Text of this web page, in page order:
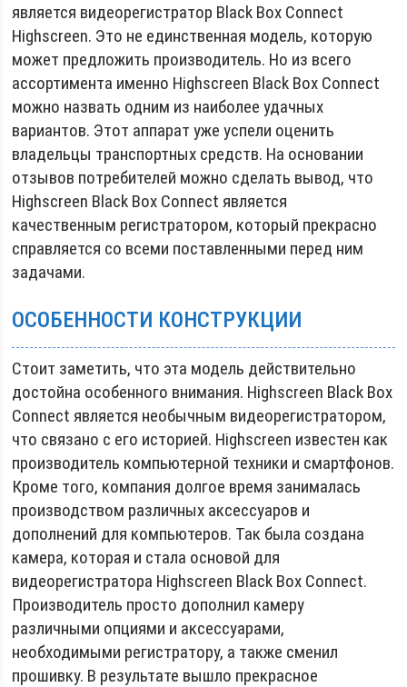
является видеорегистратор Black Box Connect
Highscreen. Это не единственная модель, которую
может предложить производитель. Но из всего
ассортимента именно Highscreen Black Box Connect
можно назвать одним из наиболее удачных
вариантов. Этот аппарат уже успели оценить
владельцы транспортных средств. На основании
отзывов потребителей можно сделать вывод, что
Highscreen Black Box Connect является
качественным регистратором, который прекрасно
справляется со всеми поставленными перед ним
задачами.
ОСОБЕННОСТИ КОНСТРУКЦИИ
Стоит заметить, что эта модель действительно
достойна особенного внимания. Highscreen Black Box
Connect является необычным видеорегистратором,
что связано с его историей. Highscreen известен как
производитель компьютерной техники и смартфонов.
Кроме того, компания долгое время занималась
производством различных аксессуаров и
дополнений для компьютеров. Так была создана
камера, которая и стала основой для
видеорегистратора Highscreen Black Box Connect.
Производитель просто дополнил камеру
различными опциями и аксессуарами,
необходимыми регистратору, а также сменил
прошивку. В результате вышло прекрасное